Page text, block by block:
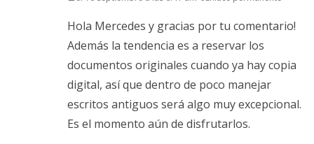
Hola Mercedes y gracias por tu comentario!
Además la tendencia es a reservar los
documentos originales cuando ya hay copia
digital, así que dentro de poco manejar
escritos antiguos será algo muy excepcional.
Es el momento aún de disfrutarlos.